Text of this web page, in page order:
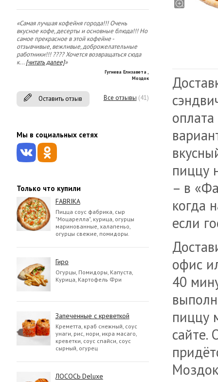
«Самая лучшая кофейня города!!! Очень
вкусное кофе, десерты и основные блюда!!! Но
самое прекрасное в этой кофейне -
отзывчивые, вежливые, доброжелательные
работники!!! ???? Хочется возвращаться сюда
к...[читать далее]»
Гугиева Елизавета
Моздок
Оставить отзыв Все отзывы (41)
Мы в социальных сетях
Только что купили
FABRIKA
Пицца соус фабрика, сыр
"Моцарелла", курица, огурцы
маринованные, халапеньо,
огурцы свежие, помидоры.
Гиро
Огурцы, Помидоры, Капуста,
Курица, Картофель Фри
Запеченные с креветкой
Креметта, краб снежный, соус
унаги, рис, нори, икра масаго,
креветки, соус спайси, соус
сырный, огурец
ЛОСОСЬ Deluxe
пиццу
– в
когда
если
офис
40
пиццу
сайте.